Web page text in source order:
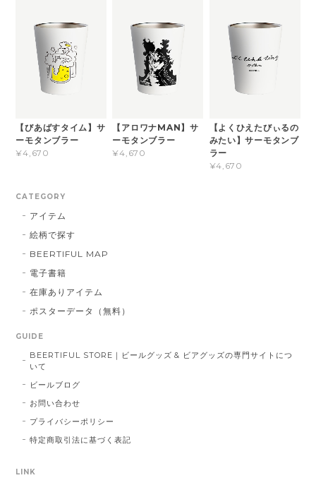
【びあばすタイム】サ
ーモタンブラー
¥4,670
【アロワナMAN】サ
ーモタンブラー
¥4,670
【よくひえたびぃるの
みたい】サーモタンブ
ラー
¥4,670
CATEGORY
アイテム
絵柄で探す
BEERTIFUL MAP
電子書籍
在庫ありアイテム
ポスターデータ（無料）
GUIDE
BEERTIFUL STORE｜ビールグッズ & ビアグッズの専門サイトにつ
いて
ビールブログ
お問い合わせ
プライバシーポリシー
特定商取引法に基づく表記
LINK